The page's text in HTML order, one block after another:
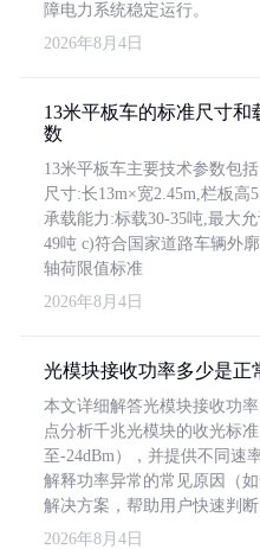
障电力系统稳定运行。
2026年8月4日
13米平板车的标准尺寸和
数
13米平板车主要技术参数包
尺寸:长13m×宽2.45m,栏板高
承载能力:标载30-35吨,最大
49吨 c)符合国家道路车辆外
轴荷限值标准
2026年8月4日
光模块接收功率多少是正
本文详细解答光模块接收功
点分析千兆光模块的收光标
至-24dBm），并提供不同速
解释功率异常的常见原因（
解决方案，帮助用户快速判断
2026年8月4日